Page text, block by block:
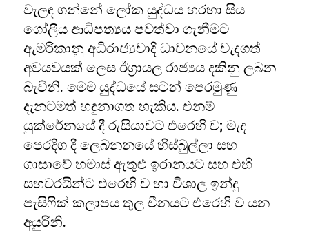
වැලඳ ගන්නේ ලෝක යුද්ධය හරහා සිය
ගෝලීය ආධිපත්‍යය පවත්වා ගැනීමට
ඇමරිකානු අධිරාජ්‍යවාදී ධාවනයේ වැදගත්
අවයවයක් ලෙස ඊශ්‍රායල රාජ්‍යය දකිනු ලබන
බැවිනි. මෙම යුද්ධයේ සටන් පෙරමුණු
දැනටමත් හඳුනාගත හැකිය. එනම්
යුක්රේනයේ දී රුසියාවට එරෙහි ව; මැද
පෙරදිග දී ලෙබනනයේ හිස්බුල්ලා සහ
ගාසාවේ හමාස් ඇතුළු ඉරානයට සහ එහි
සහචරයින්ට එරෙහි ව හා විශාල ඉන්දු
පැසිෆික් කලාපය තුල චීනයට එරෙහි ව යන
අයුරිනි.